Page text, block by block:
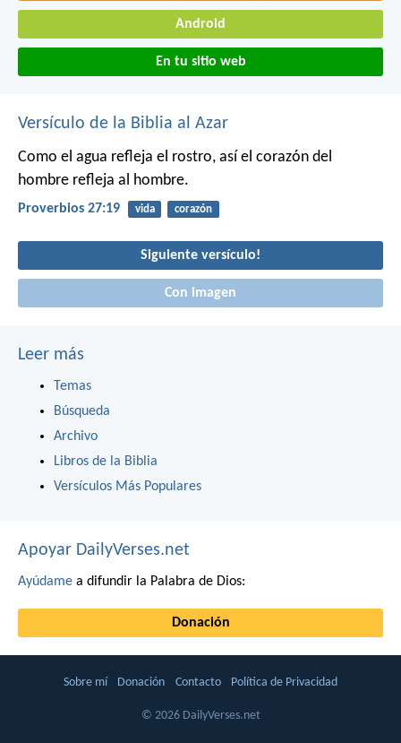
Android
En tu sitio web
Versículo de la Biblia al Azar
Como el agua refleja el rostro, así el corazón del
hombre refleja al hombre.
Proverbios 27:19 vida corazón
Siguiente versículo!
Con imagen
Leer más
Temas
Búsqueda
Archivo
Libros de la Biblia
Versículos Más Populares
Apoyar DailyVerses.net
Ayúdame a difundir la Palabra de Dios:
Donación
Sobre mí Donación Contacto Política de Privacidad
© 2026 DailyVerses.net